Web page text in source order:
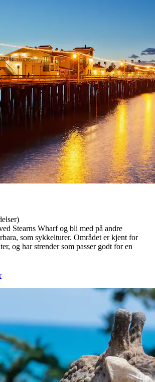
Stearns Wharf og bli med på andre
som sykkelturer. Området er kjent for
og har strender som passer godt for en